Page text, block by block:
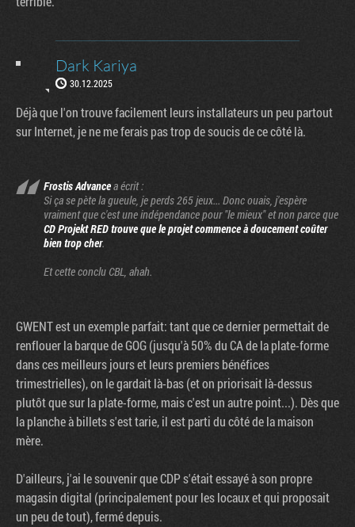
Dark Kariya
30.12.2025
Déjà que l'on trouve facilement leurs installateurs un peu partout
sur Internet, je ne me ferais pas trop de soucis de ce côté là.
Frostis Advancea écrit :
Si ça se pète la gueule, je perds 265 jeux... Donc ouais, j'espère
vraiment que c'est une indépendance pour "le mieux" et non parce que
CD Projekt RED trouve que le projet commence à doucement coûter
bien trop cher.
Et cette conclu CBL, ahah.
GWENT est un exemple parfait: tant que ce dernier permettait de
renflouer la barque de GOG (jusqu'à 50% du CA de la plate-forme
dans ces meilleurs jours et leurs premiers bénéfices
trimestrielles), on le gardait là-bas (et on priorisait là-dessus
plutôt que sur la plate-forme, mais c'est un autre point...). Dès que
la planche à billets s'est tarie, il est parti du côté de la maison
mère.
D'ailleurs, j'ai le souvenir que CDP s'était essayé à son propre
magasin digital (principalement pour les locaux et qui proposait
un peu de tout), fermé depuis.